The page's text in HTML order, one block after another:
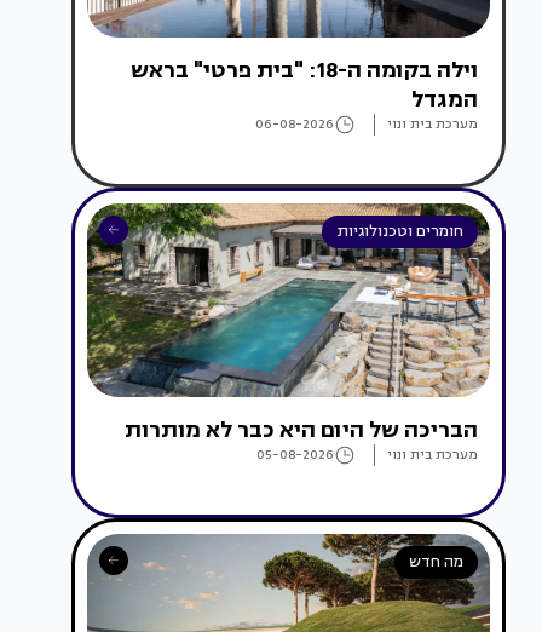
וילה בקומה ה-18: "בית פרטי" בראש
המגדל
מערכת בית ונוי 06-08-2026
חומרים וטכנולוגיות
הבריכה של היום היא כבר לא מותרות
מערכת בית ונוי 05-08-2026
מה חדש